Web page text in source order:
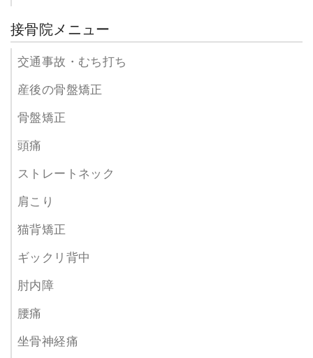
接骨院メニュー
交通事故・むち打ち
産後の骨盤矯正
骨盤矯正
頭痛
ストレートネック
肩こり
猫背矯正
ギックリ背中
肘内障
腰痛
坐骨神経痛